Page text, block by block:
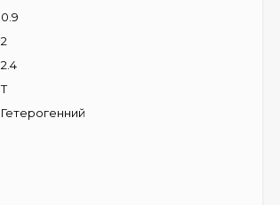
0.9
2
2.4
T
Гетерогенний